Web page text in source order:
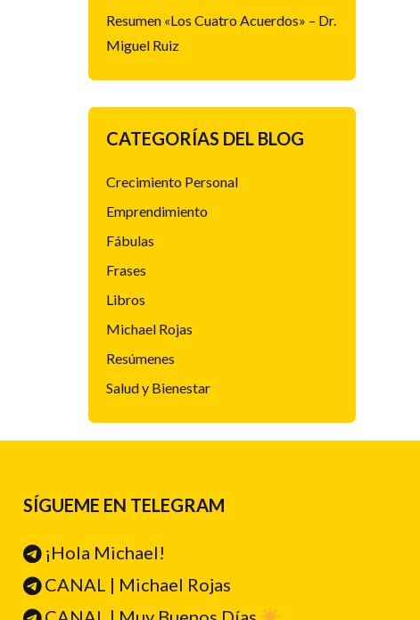
Resumen «Los Cuatro Acuerdos» – Dr.
Miguel Ruiz
CATEGORÍAS DEL BLOG
Crecimiento Personal
Emprendimiento
Fábulas
Frases
Libros
Michael Rojas
Resúmenes
Salud y Bienestar
SÍGUEME EN TELEGRAM
¡Hola Michael!
CANAL | Michael Rojas